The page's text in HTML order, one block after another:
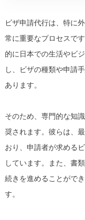
ビザ申請代行は、特に
常に重要なプロセスで
的に日本での生活やビ
し、ビザの種類や申請
あります。
そのため、専門的な知
奨されます。彼らは、
おり、申請者が求める
しています。また、書
続きを進めることがで
す。